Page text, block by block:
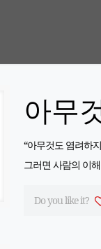
아무
“아무것도 염려하
그러면 사람의 이
Do you like it?